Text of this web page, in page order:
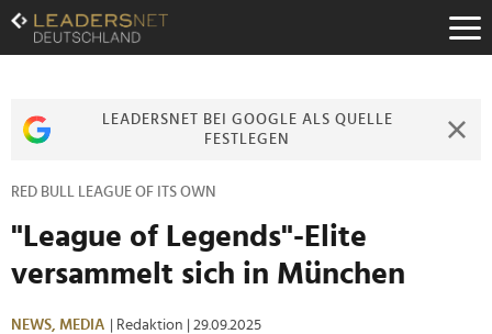
Zum
Inhalt
Zur
Zur
LEADERSNET BEI GOOGLE ALS QUELLE
FESTLEGEN
RED BULL LEAGUE OF ITS OWN
"League of Legends"-Elite
versammelt sich in München
NEWS, MEDIA | Redaktion | 29.09.2025